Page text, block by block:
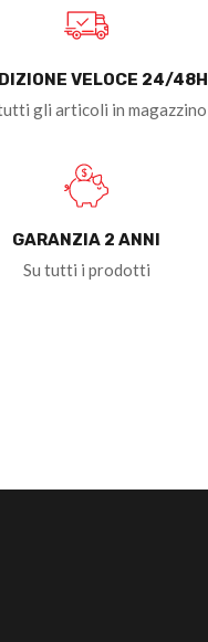
VELOCE 24/48H
gli articoli in magazzino
GARANZIA 2 ANNI
Su tutti i prodotti